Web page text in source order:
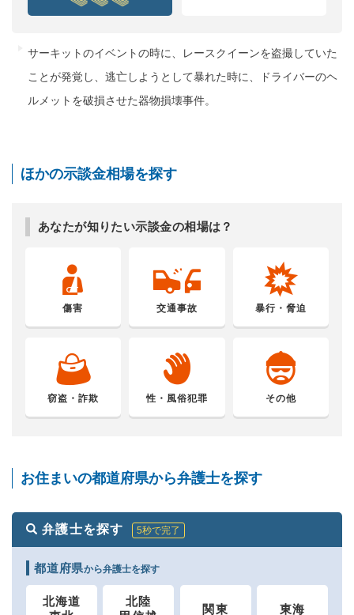
サーキットのイベントの時に、レースクイーンを盗撮していた
ことが発覚し、逃亡しようとして暴れた時に、ドライバーのヘ
ルメットを破損させた器物損壊事件。
ほかの示談金相場を探す
あなたが知りたい示談金の相場は？
傷害 交通事故 暴行・脅迫
窃盗・詐欺 性・風俗犯罪 その他
お住まいの都道府県から弁護士を探す
弁護士を探す 5秒で完了
都道府県から弁護士を探す
北海道
北陸
関東 東海